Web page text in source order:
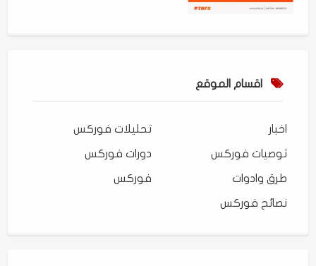
اقسام الموقع
اخبار تحليلات فوركس
توصيات فوركس دورات فوركس
طرق وادوات فوركس
نصائح فوركس